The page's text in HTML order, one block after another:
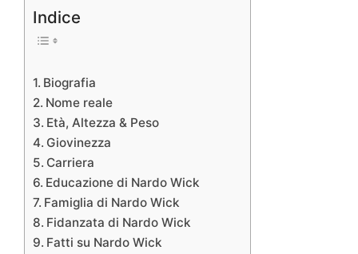
Indice
Biografia
Nome reale
Età, Altezza & Peso
Giovinezza
Carriera
Educazione di Nardo Wick
Famiglia di Nardo Wick
Fidanzata di Nardo Wick
Fatti su Nardo Wick